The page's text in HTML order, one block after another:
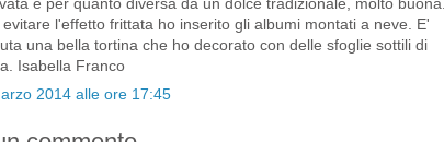
evitare l'effetto frittata ho inserito gli albumi montati a neve. E'
una bella tortina che ho decorato con delle sfoglie sottili di
Isabella Franco
2014 alle ore 17:45